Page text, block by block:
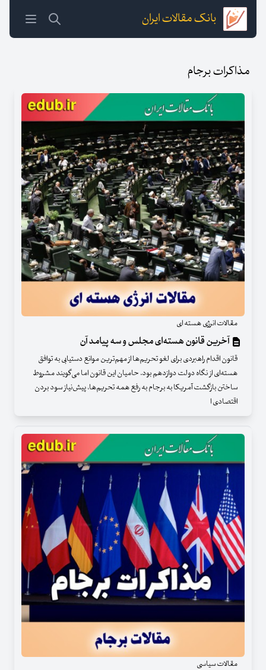
بانک مقالات ایران
مذاکرات برجام
مقالات انرژی هسته ای
آخرین قانون هسته‌ای مجلس و سه پیامد آن
قانون اقدام راهبردی برای لغو تحریم‌ها از مهم‌ترین موانع دستیابی به توافق
هسته‌ای از نگاه دولت دوازدهم بود. حامیان این قانون اما می‌گویند مشروط
ساختن بازگشت آمریکا به برجام به رفع همه تحریم‌ها، پیش‌نیاز سود بردن
اقتصادی ا
مقالات سیاسی